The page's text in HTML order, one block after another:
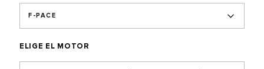
F-PACE
ELIGE EL MOTOR